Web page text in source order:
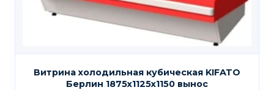
Витрина холодильная кубическая KIFATO
Берлин 1875х1125х1150 вынос